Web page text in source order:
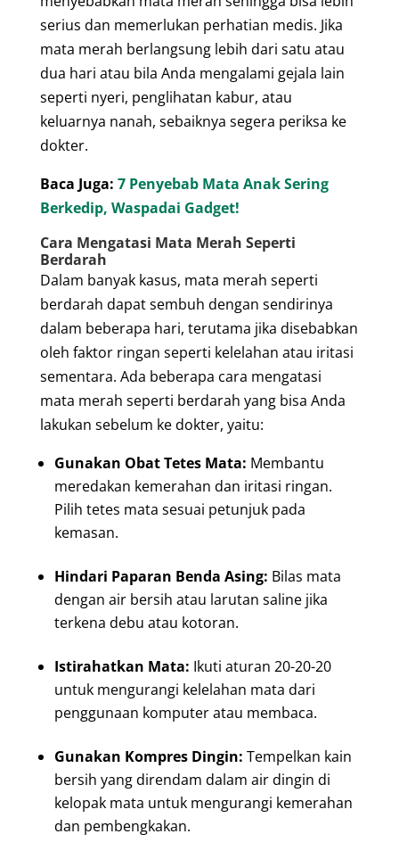
serius dan memerlukan perhatian medis. Jika
mata merah berlangsung lebih dari satu atau
dua hari atau bila Anda mengalami gejala lain
seperti nyeri, penglihatan kabur, atau
keluarnya nanah, sebaiknya segera periksa ke
dokter.
Baca Juga: 7 Penyebab Mata Anak Sering
Berkedip, Waspadai Gadget!
Cara Mengatasi Mata Merah Seperti
Berdarah
Dalam banyak kasus, mata merah seperti
berdarah dapat sembuh dengan sendirinya
dalam beberapa hari, terutama jika disebabkan
oleh faktor ringan seperti kelelahan atau iritasi
sementara. Ada beberapa cara mengatasi
mata merah seperti berdarah yang bisa Anda
lakukan sebelum ke dokter, yaitu:
Gunakan Obat Tetes Mata: Membantu
meredakan kemerahan dan iritasi ringan.
Pilih tetes mata sesuai petunjuk pada
kemasan.
Hindari Paparan Benda Asing: Bilas mata
dengan air bersih atau larutan saline jika
terkena debu atau kotoran.
Istirahatkan Mata: Ikuti aturan 20-20-20
untuk mengurangi kelelahan mata dari
penggunaan komputer atau membaca.
Gunakan Kompres Dingin: Tempelkan kain
bersih yang direndam dalam air dingin di
kelopak mata untuk mengurangi kemerahan
dan pembengkakan.